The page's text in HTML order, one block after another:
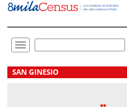
Vai
direttamente
Toggle
navigation
.
SAN GINESIO